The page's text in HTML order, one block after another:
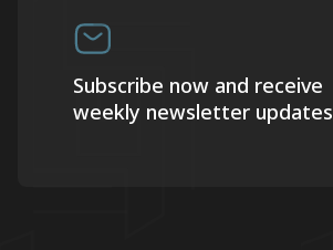
Subscribe now and receive
weekly newsletter updates